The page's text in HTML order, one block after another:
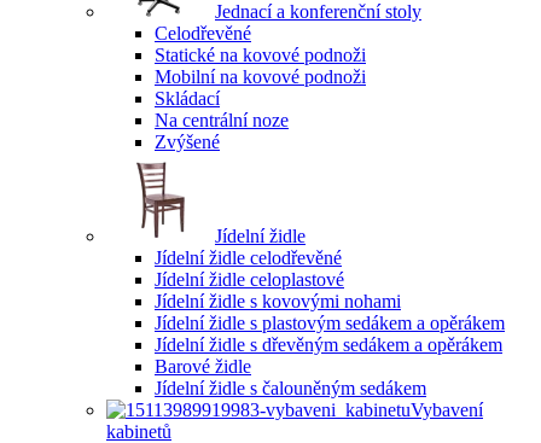
Jednací a konferenční stoly
Celodřevěné
Statické na kovové podnoži
Mobilní na kovové podnoži
Skládací
Na centrální noze
Zvýšené
Jídelní židle
Jídelní židle celodřevěné
Jídelní židle celoplastové
Jídelní židle s kovovými nohami
Jídelní židle s plastovým sedákem a opěrákem
Jídelní židle s dřevěným sedákem a opěrákem
Barové židle
Jídelní židle s čalouněným sedákem
Vybavení
kabinetů